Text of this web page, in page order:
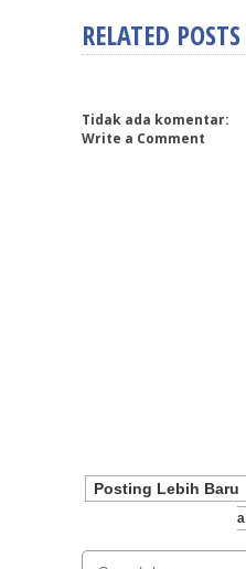
RELATED POSTS
Tidak ada komentar:
Write a Comment
Posting Lebih Baru
A